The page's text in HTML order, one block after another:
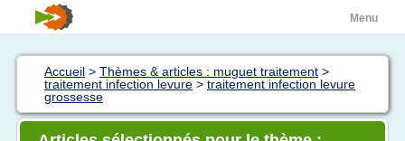
Menu
Accueil > Thèmes & articles : muguet traitement >
traitement infection levure > traitement infection levure
grossesse